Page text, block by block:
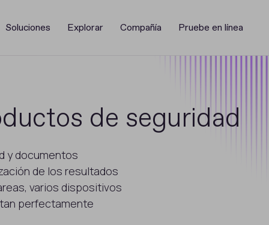
Soluciones Explorar Compañía Pruebe en línea
de seguridad
y documentos
de los resultados
varios dispositivos
perfectamente